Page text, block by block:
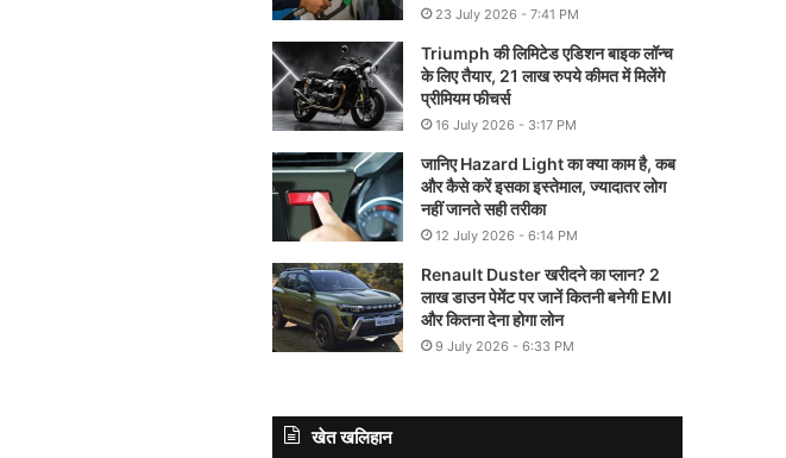
23 July 2026 - 7:41 PM
Triumph की लिमिटेड एडिशन बाइक लॉन्च
के लिए तैयार, 21 लाख रुपये कीमत में मिलेंगे
प्रीमियम फीचर्स
16 July 2026 - 3:17 PM
जानिए Hazard Light का क्या काम है, कब
और कैसे करें इसका इस्तेमाल, ज्यादातर लोग
नहीं जानते सही तरीका
12 July 2026 - 6:14 PM
Renault Duster खरीदने का प्लान? 2
लाख डाउन पेमेंट पर जानें कितनी बनेगी EMI
और कितना देना होगा लोन
9 July 2026 - 6:33 PM
खेत खलिहान